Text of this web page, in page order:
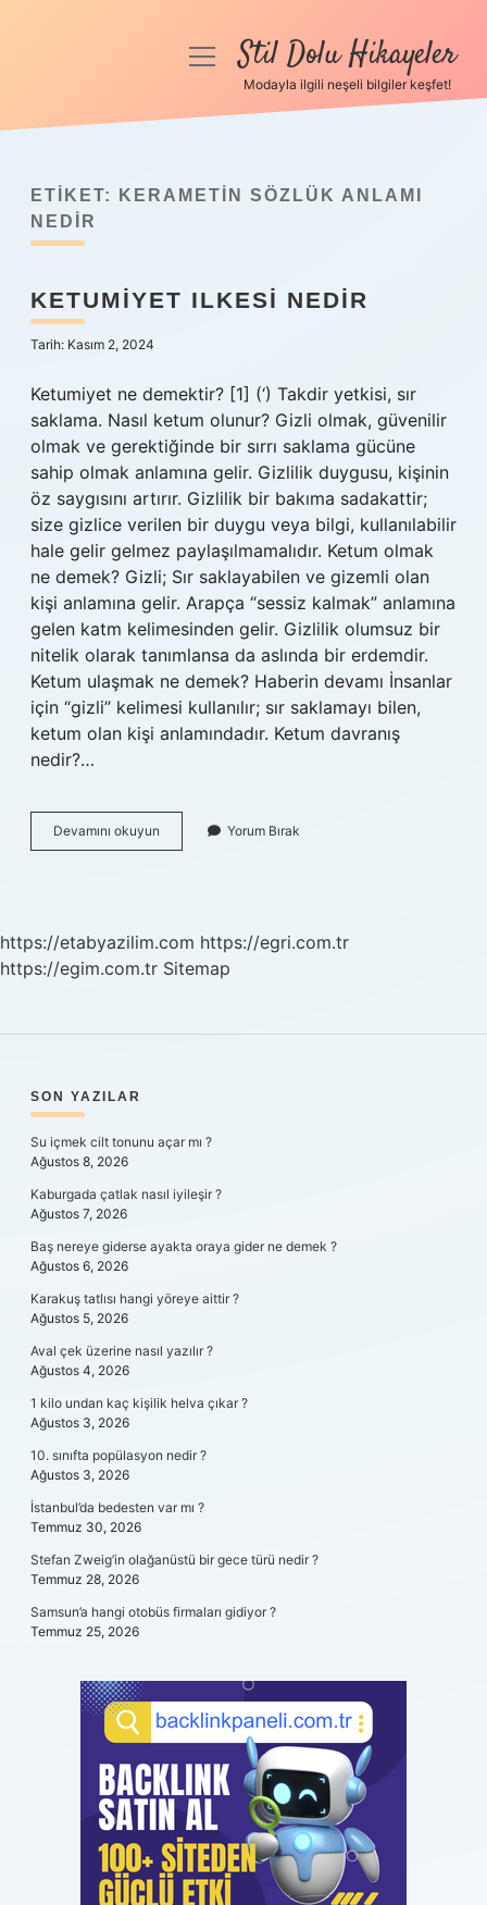
Anasayfa
Yasal Uyarı
menüyüStil Dolu Hikayeler
Modayla ilgili neşeli bilgiler keşfet!
ETIKET:
KERAMETIN SÖZLÜK ANLAMI
NEDIR
KETUMIYET ILKESI NEDIR
Tarih: Kasım 2, 2024
Ketumiyet ne demektir? [1] (‘) Takdir yetkisi, sır
saklama. Nasıl ketum olunur? Gizli olmak, güvenilir
olmak ve gerektiğinde bir sırrı saklama gücüne
sahip olmak anlamına gelir. Gizlilik duygusu, kişinin
öz saygısını artırır. Gizlilik bir bakıma sadakattir;
size gizlice verilen bir duygu veya bilgi, kullanılabilir
hale gelir gelmez paylaşılmamalıdır. Ketum olmak
ne demek? Gizli; Sır saklayabilen ve gizemli olan
kişi anlamına gelir. Arapça “sessiz kalmak” anlamına
gelen katm kelimesinden gelir. Gizlilik olumsuz bir
nitelik olarak tanımlansa da aslında bir erdemdir.
Ketum ulaşmak ne demek? Haberin devamı İnsanlar
için “gizli” kelimesi kullanılır; sır saklamayı bilen,
ketum olan kişi anlamındadır. Ketum davranış
nedir?…
Devamını okuyun Ketumiyet
Ilkesi
Yorum Bırak
https://etabyazilim.com https://egri.com.tr
https://egim.com.tr Sitemap
SIDEBAR
SON YAZILAR
Su içmek cilt tonunu açar mı ?
Ağustos 8, 2026
Kaburgada çatlak nasıl iyileşir ?
Ağustos 7, 2026
Baş nereye giderse ayakta oraya gider ne demek ?
Ağustos 6, 2026
Karakuş tatlısı hangi yöreye aittir ?
Ağustos 5, 2026
Aval çek üzerine nasıl yazılır ?
Ağustos 4, 2026
1 kilo undan kaç kişilik helva çıkar ?
Ağustos 3, 2026
10. sınıfta popülasyon nedir ?
Ağustos 3, 2026
İstanbul’da bedesten var mı ?
Temmuz 30, 2026
Stefan Zweig’in olağanüstü bir gece türü nedir ?
Temmuz 28, 2026
Samsun’a hangi otobüs firmaları gidiyor ?
Temmuz 25, 2026